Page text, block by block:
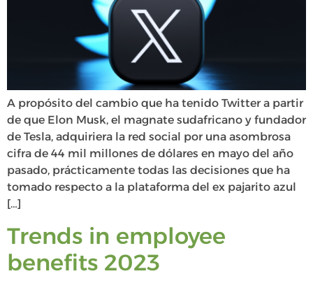
A propósito del cambio que ha tenido Twitter a partir
de que Elon Musk, el magnate sudafricano y fundador
de Tesla, adquiriera la red social por una asombrosa
cifra de 44 mil millones de dólares en mayo del año
pasado, prácticamente todas las decisiones que ha
tomado respecto a la plataforma del ex pajarito azul
[…]
Trends in employee
benefits 2023